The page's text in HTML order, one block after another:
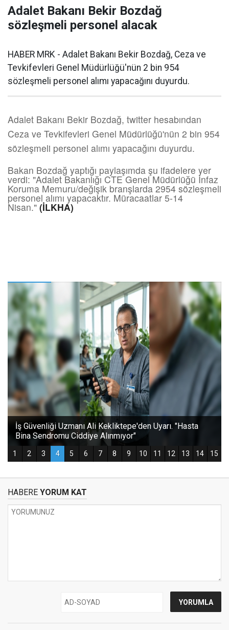
Adalet Bakanı Bekir Bozdağ
sözleşmeli personel alacak
HABER MRK - Adalet Bakanı Bekir Bozdağ, Ceza ve
Tevkifevleri Genel Müdürlüğü'nün 2 bin 954
sözleşmeli personel alımı yapacağını duyurdu.
Adalet Bakanı Bekir Bozdağ, twitter hesabından
Ceza ve Tevkifevleri Genel Müdürlüğü'nün 2 bin 954
sözleşmeli personel alımı yapacağını duyurdu.
Bakan Bozdağ yaptığı paylaşımda şu ifadelere yer
verdi: "Adalet Bakanlığı CTE Genel Müdürlüğü İnfaz
Koruma Memuru/değişik branşlarda 2954 sözleşmeli
personel alımı yapacaktır. Müracaatlar 5-14
Nisan." (İLKHA)
HABERE YORUM KAT